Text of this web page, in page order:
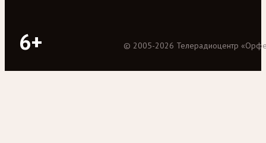
6+ © 2005-2026 Телерадиоцентр